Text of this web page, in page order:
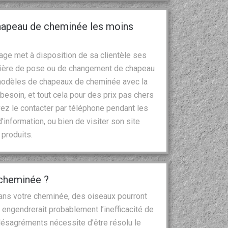
de cheminée les moins
met à disposition de sa clientèle ses
de pose ou de changement de chapeau
de chapeaux de cheminée avec la
et tout cela pour des prix pas chers
le contacter par téléphone pendant les
ou bien de visiter son site
?
votre cheminée, des oiseaux pourront
probablement l’inefficacité de
nécessite d’être résolu le